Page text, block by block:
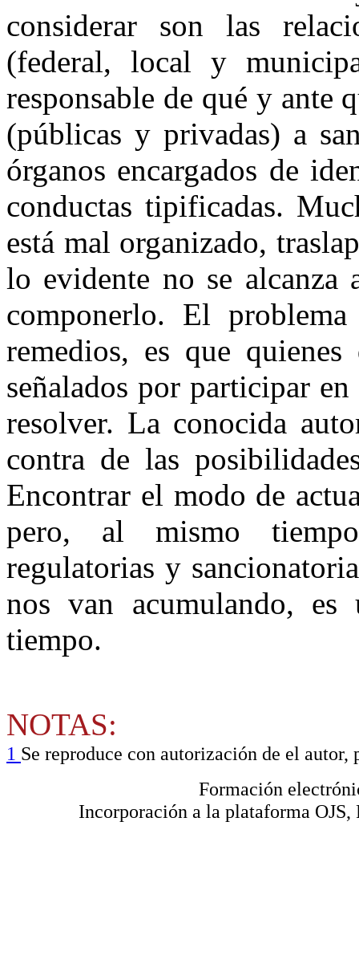
considerar son las
(federal, local y
responsable de qué y ante
(públicas y privadas) a
órganos encargados de
conductas tipificadas.
está mal organizado,
lo evidente no se
componerlo. El
remedios, es que
señalados por participar
resolver. La conocida
contra de las
Encontrar el modo de
pero, al mismo
regulatorias y
nos van acumulando,
tiempo.
NOTAS:
1 Se reproduce con autorización de el
Formación
Incorporación a la plataforma